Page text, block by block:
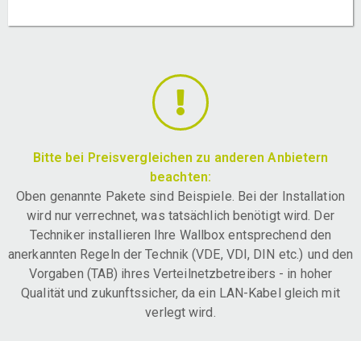
Bitte bei Preisvergleichen zu anderen Anbietern
beachten:
Oben genannte Pakete sind Beispiele. Bei der Installation
wird nur verrechnet, was tatsächlich benötigt wird. Der
Techniker installieren Ihre Wallbox entsprechend den
anerkannten Regeln der Technik (VDE, VDI, DIN etc.) und den
Vorgaben (TAB) ihres Verteilnetzbetreibers - in hoher
Qualität und zukunftssicher, da ein LAN-Kabel gleich mit
verlegt wird.